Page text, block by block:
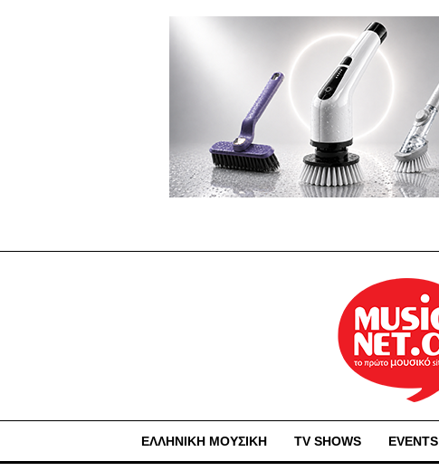
ΕΛΛΗΝΙΚΗ ΜΟΥΣΙΚΗ TV SHOWS EVENTS